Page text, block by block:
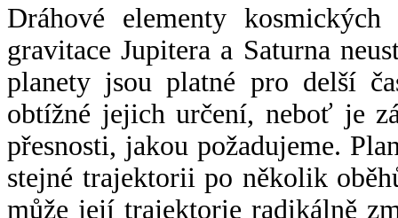
Dráhové elementy
gravitace Jupitera a Saturna
planety jsou platné pro delší
obtížné jejich určení, neboť je
přesnosti, jakou požadujeme.
stejné trajektorii po několik
může její trajektorie radikálně